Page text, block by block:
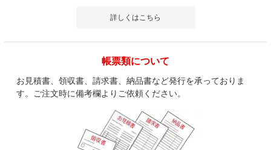
詳しくはこちら
帳票類について
お見積書、領収書、請求書、納品書など発行を承っておりま
す。ご注文時に備考欄よりご依頼ください。